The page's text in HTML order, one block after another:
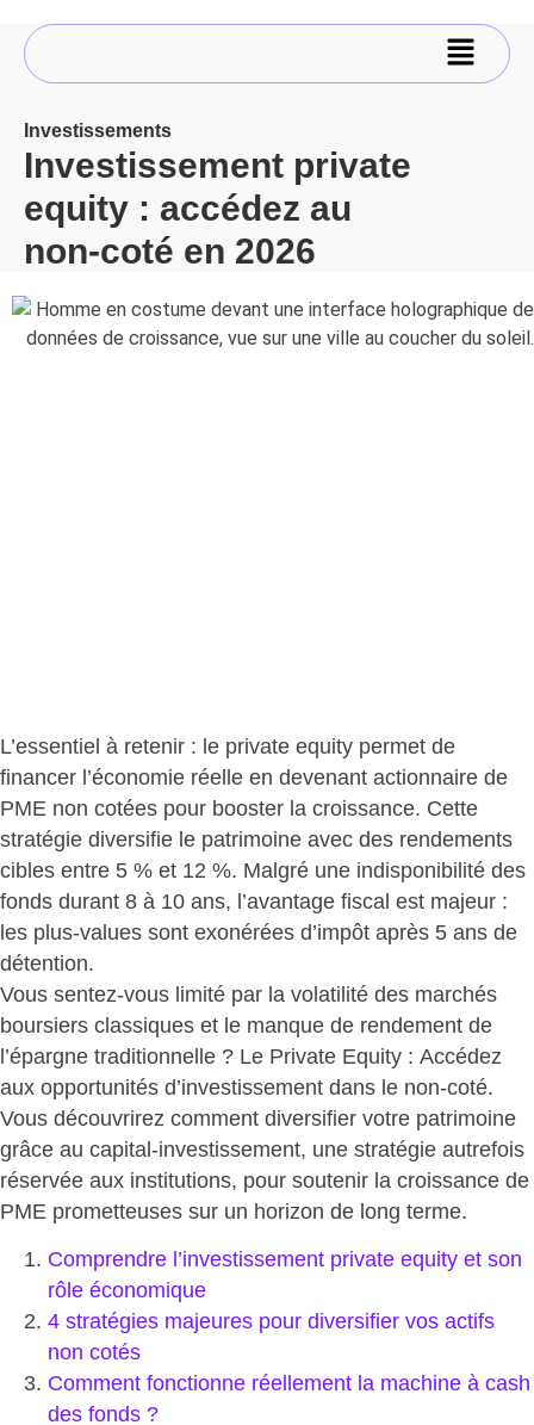
Investissements
Investissement private
equity : accédez au
non-coté en 2026
L’essentiel à retenir : le private equity permet de
financer l’économie réelle en devenant actionnaire de
PME non cotées pour booster la croissance. Cette
stratégie diversifie le patrimoine avec des rendements
cibles entre 5 % et 12 %. Malgré une indisponibilité des
fonds durant 8 à 10 ans, l’avantage fiscal est majeur :
les plus-values sont exonérées d’impôt après 5 ans de
détention.
Vous sentez-vous limité par la volatilité des marchés
boursiers classiques et le manque de rendement de
l’épargne traditionnelle ? Le Private Equity : Accédez
aux opportunités d’investissement dans le non-coté.
Vous découvrirez comment diversifier votre patrimoine
grâce au capital-investissement, une stratégie autrefois
réservée aux institutions, pour soutenir la croissance de
PME prometteuses sur un horizon de long terme.
Comprendre l’investissement private equity et son
rôle économique
4 stratégies majeures pour diversifier vos actifs
non cotés
Comment fonctionne réellement la machine à cash
des fonds ?